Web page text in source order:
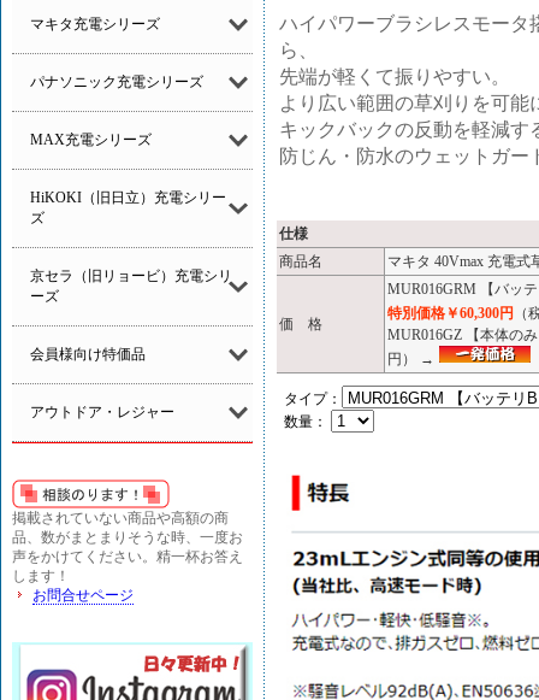
マキタ充電シリーズ
パナソニック充電シリーズ
MAX充電シリーズ
HiKOKI（旧日立）充電シリー
ズ
京セラ（旧リョービ）充電シリ
ーズ
会員様向け特価品
アウトドア・レジャー
掲載されていない商品や高額の商
品、数がまとまりそうな時、一度お
声をかけてください。精一杯お答え
します！
お問合せページ
ハイパワーブラシレスモータ
ら、
先端が軽くて振りやすい。
より広い範囲の草刈りを可
キックバックの反動を軽減す
防じん・防水のウェットガー
仕様
商品名
マキタ 40Vmax 充電
価 格
MUR016GRM 【バッ
特別価格￥60,300円
（
MUR016GZ 【本体の
円） →
タイプ：
数量：